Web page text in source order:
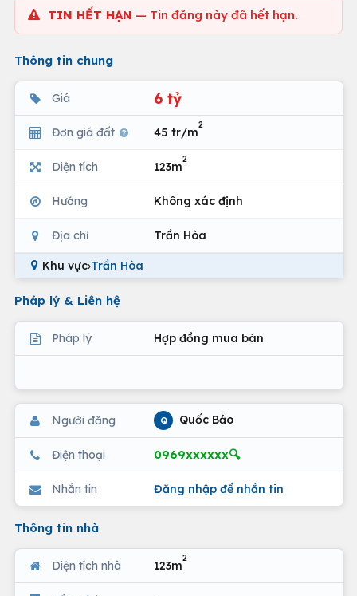
TIN HẾT HẠN — Tin đăng này đã hết hạn.
Thông tin chung
Giá 6 tỷ
Đơn giá đất 45 tr/m
2
Diện tích 123m
2
Hướng Không xác định
Địa chỉ Trần Hòa
Khu vực›Trần Hòa
Pháp lý & Liên hệ
Pháp lý Hợp đồng mua bán
Người đăng Q Quốc Bảo
Điện thoại 0969xxxxxx🔍
Nhắn tin Đăng nhập để nhắn tin
Thông tin nhà
Diện tích nhà 123m
2